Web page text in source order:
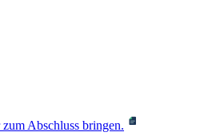
Abschluss bringen.